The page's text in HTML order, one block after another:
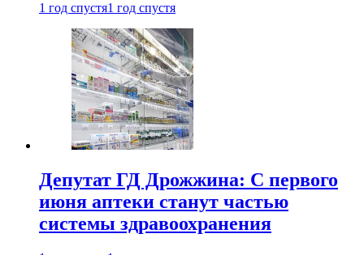
1 год спустя1 год спустя
Депутат ГД Дрожжина: С первого
июня аптеки станут частью
системы здравоохранения